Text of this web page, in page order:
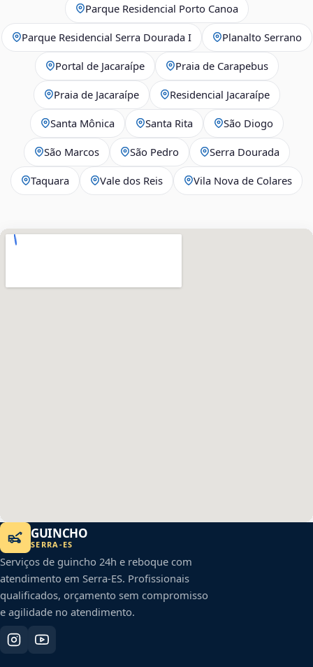
Parque Residencial Porto Canoa
Parque Residencial Serra Dourada I Planalto Serrano
Portal de Jacaraípe Praia de Carapebus
Praia de Jacaraípe Residencial Jacaraípe
Santa Mônica Santa Rita São Diogo
São Marcos São Pedro Serra Dourada
Taquara Vale dos Reis Vila Nova de Colares
GUINCHO
SERRA -ES
Serviços de guincho 24h e reboque com
atendimento em Serra-ES. Profissionais
qualificados, orçamento sem compromisso
e agilidade no atendimento.